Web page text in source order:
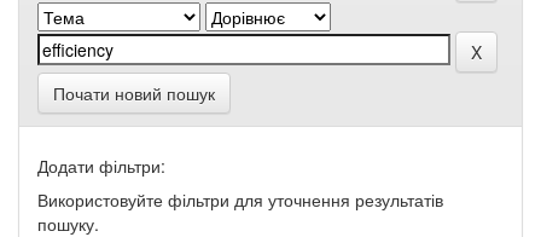
Почати новий пошук
Додати фільтри:
Використовуйте фільтри для уточнення результатів
пошуку.